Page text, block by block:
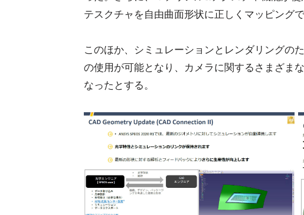
テスクチャを自由曲面形状に正しくマッピング
このほか、シミュレーションとレンダリングの
の使用が可能となり、カメラに関するさまざま
なったとする。